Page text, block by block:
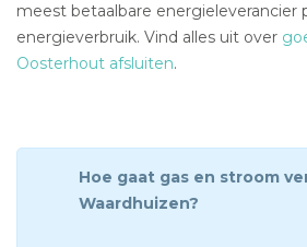
meest betaalbare energieleverancier
energieverbruik. Vind alles uit over
Oosterhout afsluiten.
Hoe gaat gas en stroom
Waardhuizen?